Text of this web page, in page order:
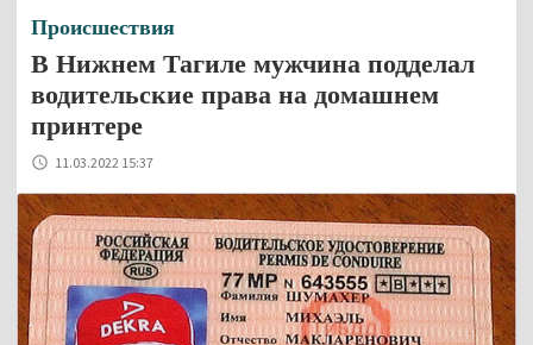
Происшествия
В Нижнем Тагиле мужчина подделал
водительские права на домашнем
принтере
11.03.2022 15:37